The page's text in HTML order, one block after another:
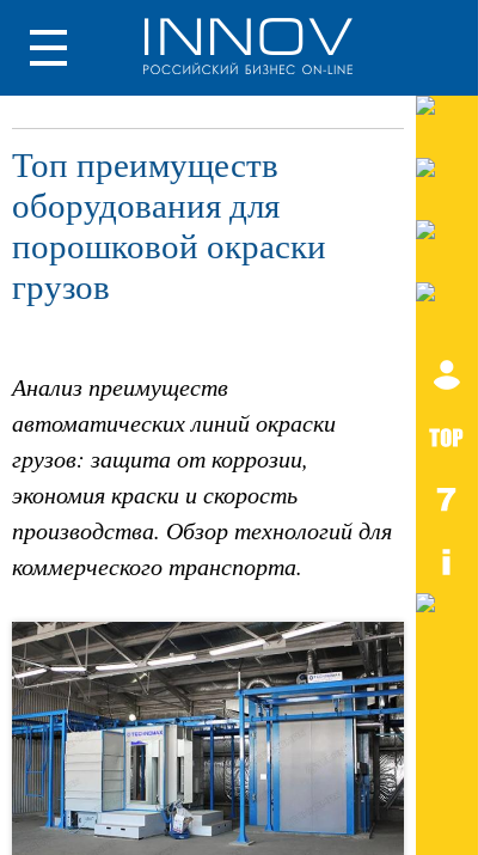
Топ преимуществ
оборудования для
порошковой окраски
грузов
Анализ преимуществ
автоматических линий окраски
грузов: защита от коррозии,
экономия краски и скорость
производства. Обзор технологий для
коммерческого транспорта.